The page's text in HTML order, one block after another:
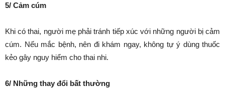
5/ Cảm cúm
Khi có thai, người mẹ phải tránh tiếp xúc với những người bị cảm
cúm. Nếu mắc bệnh, nên đi khám ngay, không tự ý dùng thuốc
kẻo gây nguy hiểm cho thai nhi.
6/ Những thay đổi bất thường